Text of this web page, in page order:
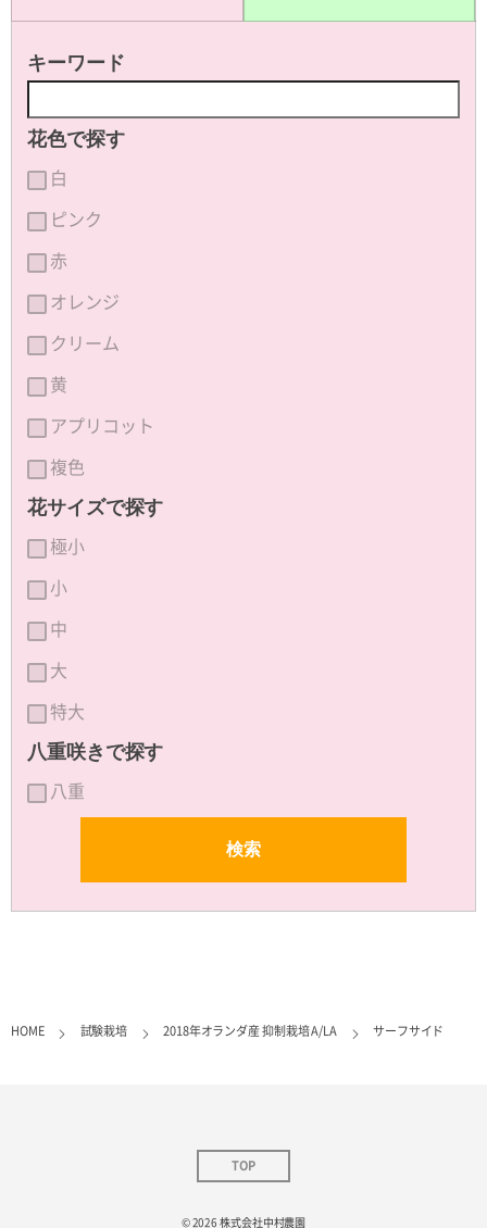
キーワード
花色で探す
白
ピンク
赤
オレンジ
クリーム
黄
アプリコット
複色
花サイズで探す
極小
小
中
大
特大
八重咲きで探す
八重
HOME 試験栽培 2018年オランダ産 抑制栽培 A/LA サーフサイド
TOP
© 2026株式会社中村農園